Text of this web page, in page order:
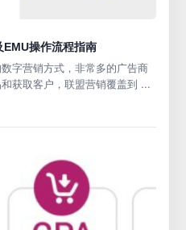
EMU操作流程指南
字营销方式，非常多的广告商
获取客户，联盟营销覆盖到 ...